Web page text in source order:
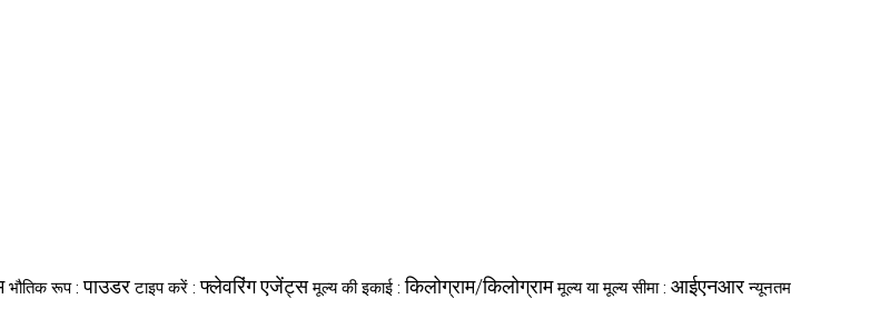
भौतिक रूप :पाउडर टाइप करें :फ्लेवरिंग एजेंट्स मूल्य की इकाई :किलोग्राम/किलोग्राम मूल्य या मूल्य सीमा : आईएनआर न्यूनतम